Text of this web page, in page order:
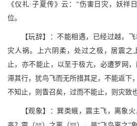
《仪礼·子夏传》云：“伤害日灾，妖祥
位。
【玩辞】：不能相遇，已经过越，
灾人祸。上六阴柔，处过之极，居震之
止，亦不能止，以至于极亢，必遭罗网
滞其行，犹鸟飞而无所措其足，不能返下
不知止，则眚召矣，过而不能止，则灾致也
【观象】：巽类蛾，震主飞，离象